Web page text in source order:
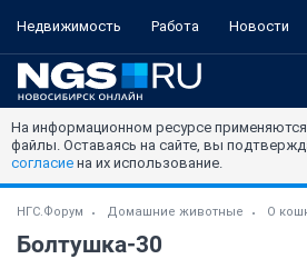
Недвижимость Работа Новости
На информационном ресурсе
файлы. Оставаясь на сайте, вы
согласие на их использование.
НГС.Форум Домашние животные О
Болтушка-30